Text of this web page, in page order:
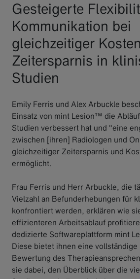
Gesteigerte
Kommunikation bei
gleichzeitiger
Zeitersparnis in
Studien
Emily Ferris und Alex Arbuckle
Einsatz von mint Lesion™ die
Studien verbessert hat und "eine
zwischen [ihren] Radiologen und
gleichzeitiger Zeitersparnis und
ermöglicht.
Frau Ferris und Herr Arbuckle, die
Vielzahl an Befunderhebungen für
konfrontiert werden, erklären wie
effizienteren Arbeitsablauf
dedizierte Softwareplattform mint
Diese bietet ihnen eine
Bewertung des
sie dabei, den Überblick über die